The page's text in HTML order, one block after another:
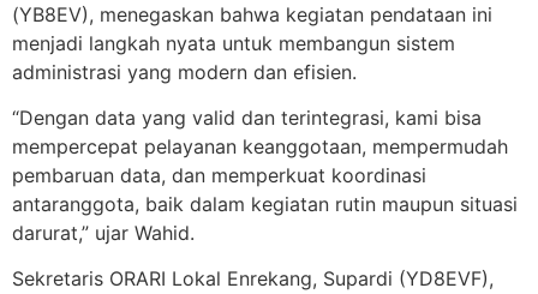
(YB8EV), menegaskan bahwa kegiatan pendataan ini
menjadi langkah nyata untuk membangun sistem
administrasi yang modern dan efisien.
“Dengan data yang valid dan terintegrasi, kami bisa
mempercepat pelayanan keanggotaan, mempermudah
pembaruan data, dan memperkuat koordinasi
antaranggota, baik dalam kegiatan rutin maupun situasi
darurat,” ujar Wahid.
Sekretaris ORARI Lokal Enrekang, Supardi (YD8EVF),